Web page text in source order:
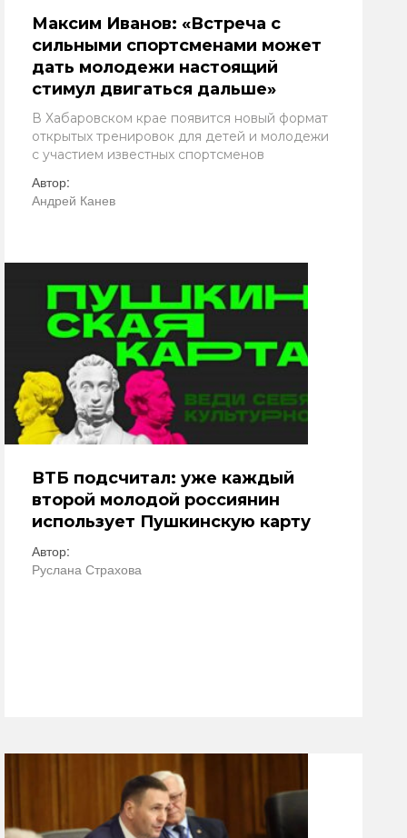
Максим Иванов: «Встреча с
сильными спортсменами может
дать молодежи настоящий
стимул двигаться дальше»
В Хабаровском крае появится новый формат
открытых тренировок для детей и молодежи
с участием известных спортсменов
Автор:
Андрей Канев
ВТБ подсчитал: уже каждый
второй молодой россиянин
использует Пушкинскую карту
Автор:
Руслана Страхова